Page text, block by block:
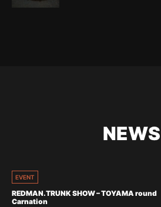
NEWS
EVENT
REDMAN.TRUNK SHOW – TOYAMA round
Carnation